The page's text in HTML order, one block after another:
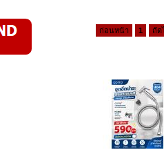
ก่อนหน้า 1 ถัด